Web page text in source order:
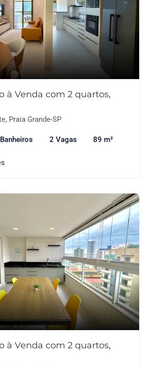
à Venda com 2 quartos,
Praia Grande-SP
2 Vagas 89 m²
à Venda com 2 quartos,